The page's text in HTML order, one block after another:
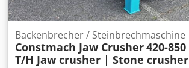
Backenbrecher / Steinbrechmaschine
Constmach Jaw Crusher420-850
T/H Jaw crusher | Stone crusher